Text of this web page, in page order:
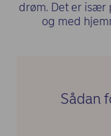
drøm. Det er især
og med
Sådan